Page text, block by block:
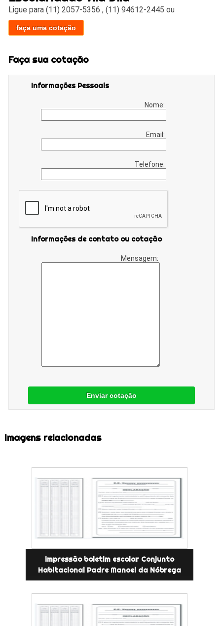
Ligue para(11) 2057-5356 ,(11) 94612-2445 ou
faça uma cotação
Faça sua cotação
Informações Pessoais
Nome:
Email:
Telefone:
Informações de contato ou cotação
Mensagem:
Enviar cotação
Imagens relacionadas
impressão boletim escolar Conjunto
Habitacional Padre Manoel da Nóbrega